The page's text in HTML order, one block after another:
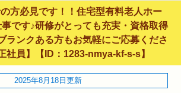
方必見です！！住宅型有料老人ホー
です♪研修がとっても充実・資格取得
ランクある方もお気軽にご応募くださ
社員】【ID：1283-nmya-kf-s-s】
2025年8月18日更新